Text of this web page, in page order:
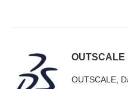
OUTSCALE
OUTSCALE,